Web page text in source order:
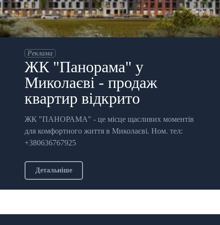
Реклама
ЖК "Панорама" у
Миколаєві - продаж
квартир відкрито
ЖК "ПАНОРАМА" - це місце щасливих моментів
для комфортного життя в Миколаєві. Ном. тел:
+380636767925
Детальніше